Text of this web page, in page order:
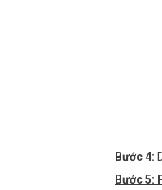
Bước 4:
Bước 5: